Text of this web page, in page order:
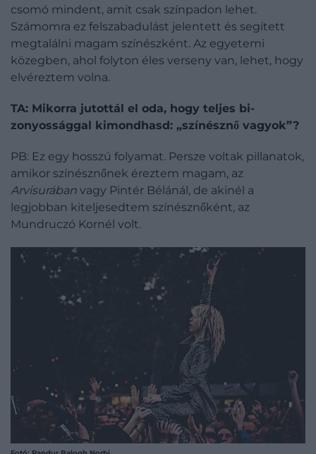
csomó mindent, amit csak színpadon lehet.
Számomra ez felszabadulást jelentett és segített
megtalálni magam színészként. Az egyetemi
közegben, ahol folyton éles verseny van, lehet, hogy
elvéreztem volna.
TA: Mikorra jutottál el oda, hogy teljes bi­
zonyossággal kimondhasd: „színésznő vagyok”?
PB: Ez egy hosszú folyamat. Persze voltak pillanatok,
amikor színésznőnek éreztem magam, az
Arvisurában vagy Pintér Bélánál, de akinél a
legjobban kiteljesedtem színésznőként, az
Mundruczó Kornél volt.